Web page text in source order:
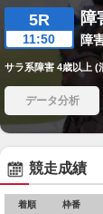
5R
11:50
障
障
サラ系障害 4歳以上 (
データ分析
競走成績
着順 枠番